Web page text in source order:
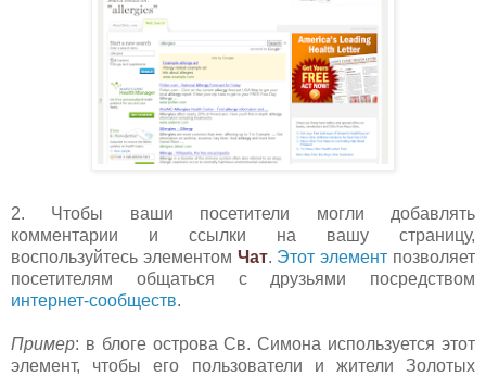
2. Чтобы ваши посетители могли добавлять
комментарии и ссылки на вашу страницу,
воспользуйтесь элементом Чат. Этот элемент позволяет
посетителям общаться с друзьями посредством
интернет-сообществ.
Пример: в блоге острова Св. Симона используется этот
элемент, чтобы его пользователи и жители Золотых